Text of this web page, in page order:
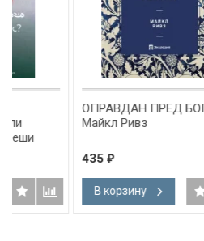
ОПРАВДАН ПРЕД БОГОМ.
Майкл Ривз
В корзину